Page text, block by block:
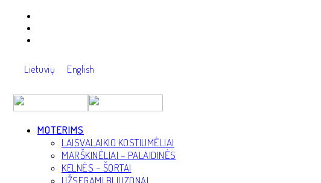
Lietuvių English
MOTERIMS
LAISVALAIKIO KOSTIUMĖLIAI
MARŠKINĖLIAI – PALAIDINĖS
KELNĖS – ŠORTAI
UŽSEGAMI BLIUZONAI